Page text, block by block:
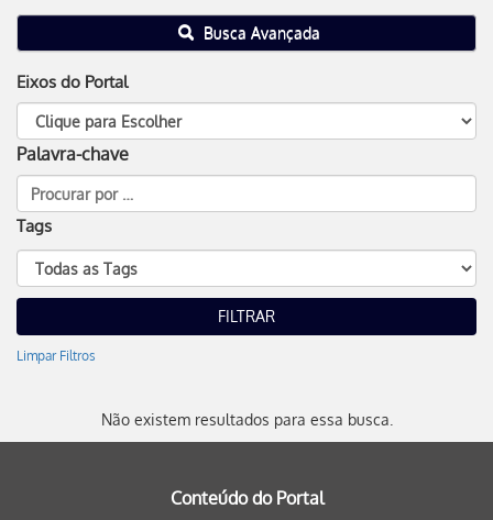
Busca Avançada
Eixos do Portal
Palavra-chave
Tags
Limpar Filtros
Não existem resultados para essa busca.
Conteúdo do Portal